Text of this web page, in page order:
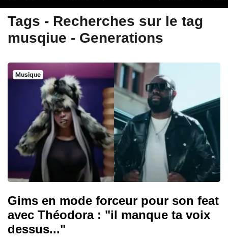
Tags - Recherches sur le tag
musqiue - Generations
Musique
Gims en mode forceur pour son feat
avec Théodora : "il manque ta voix
dessus..."